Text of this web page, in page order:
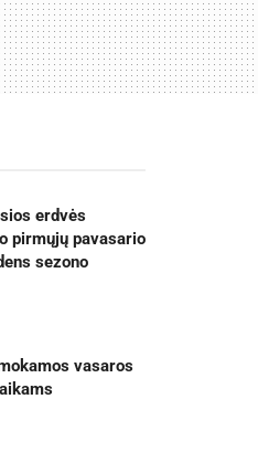
erdvės
pirmųjų pavasario
sezono
vasaros